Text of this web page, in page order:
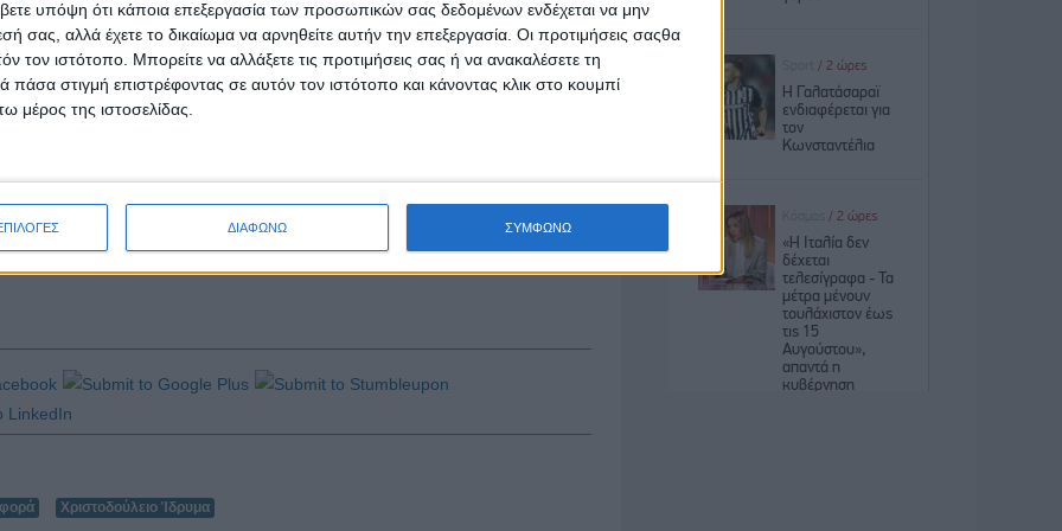
υπόψη ότι κάποια επεξεργασία των προσωπικών σας δεδομένων ενδέχεται να μην
σας, αλλά έχετε το δικαίωμα να αρνηθείτε αυτήν την επεξεργασία. Οι προτιμήσεις σαςθα
τον ιστότοπο. Μπορείτε να αλλάξετε τις προτιμήσεις σας ή να ανακαλέσετε τη
στιγμή επιστρέφοντας σε αυτόν τον ιστότοπο και κάνοντας κλικ στο κουμπί
μέρος της ιστοσελίδας.
ΔΙΑΦΩΝΩ ΣΥΜΦΩΝΩ
αιτιολογία "Παίζουμε για τα παιδιά"».
καθώς «ήταν οι πιο πρόθυμοι να συμμετάσχουν εθελοντικά και
είναι ότι όσοι προσφέρουν θα έχουν την ευκαιρία να... αποζημιωθούν με ένα
πιο σημαντικό μήνυμα που θέλει να περάσει, όμως, μέσω της δράσης για τα
θησαυροί, φτάνει να δώσουμε τη δέουσα σημασία, να νιώσουν και τα ίδια ότι
Αν αισθανθούν αυτή τη θαλπωρή και την εμπιστοσύνη, στο μέλλον σίγουρα θα
Χριστοδούλειο Ίδρυμα